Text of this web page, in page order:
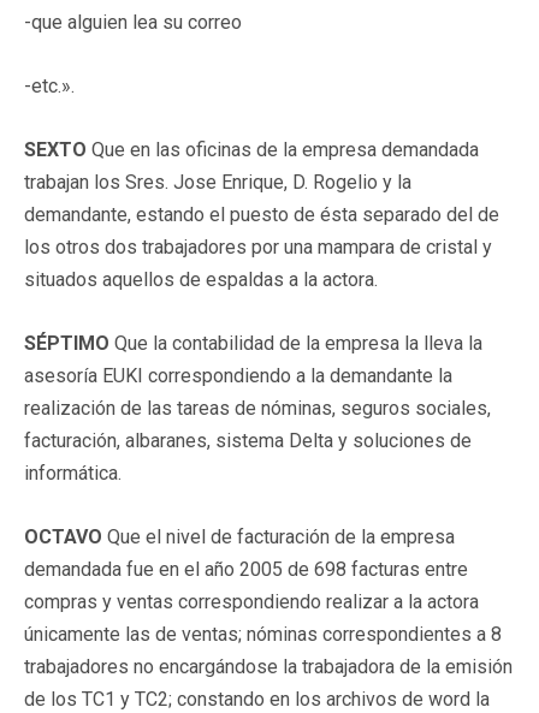
-que alguien lea su correo
-etc.».
SEXTO Que en las oficinas de la empresa demandada
trabajan los Sres. Jose Enrique, D. Rogelio y la
demandante, estando el puesto de ésta separado del de
los otros dos trabajadores por una mampara de cristal y
situados aquellos de espaldas a la actora.
SÉPTIMO Que la contabilidad de la empresa la lleva la
asesoría EUKI correspondiendo a la demandante la
realización de las tareas de nóminas, seguros sociales,
facturación, albaranes, sistema Delta y soluciones de
informática.
OCTAVO Que el nivel de facturación de la empresa
demandada fue en el año 2005 de 698 facturas entre
compras y ventas correspondiendo realizar a la actora
únicamente las de ventas; nóminas correspondientes a 8
trabajadores no encargándose la trabajadora de la emisión
de los TC1 y TC2; constando en los archivos de word la